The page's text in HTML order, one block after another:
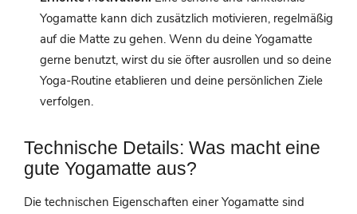
Yogamatte kann dich zusätzlich motivieren, regelmäßig
auf die Matte zu gehen. Wenn du deine Yogamatte
gerne benutzt, wirst du sie öfter ausrollen und so deine
Yoga-Routine etablieren und deine persönlichen Ziele
verfolgen.
Technische Details: Was macht eine
gute Yogamatte aus?
Die technischen Eigenschaften einer Yogamatte sind